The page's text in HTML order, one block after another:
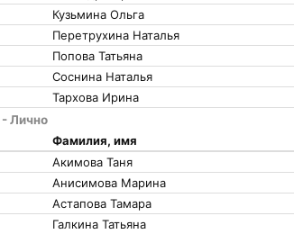
Кузьмина Ольга
Перетрухина Наталья
Попова Татьяна
Соснина Наталья
Тархова Ирина
- Лично
Фамилия, имя
Акимова Таня
Анисимова Марина
Астапова Тамара
Галкина Татьяна